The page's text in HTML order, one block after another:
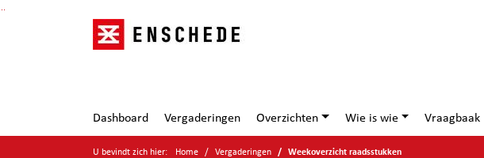
Ga naar de inhoud van deze pagina
Ga naar het zoeken
Ga naar het menu
Dashboard Vergaderingen Overzichten Wie is wie Vraagbaak
U bevindt zich hier: Home Vergaderingen Weekoverzicht raadsstukken